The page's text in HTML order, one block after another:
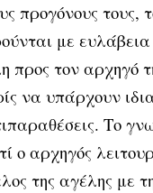
προγόνους τους,
με
προς τον αρχηγό
να υπάρχουν
Το
ο αρχηγός
της αγέλης με